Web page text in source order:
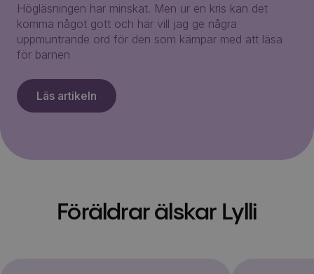
Högläsningen har minskat. Men ur en kris kan det
komma något gott och här vill jag ge några
uppmuntrande ord för den som kämpar med att läsa
för barnen
Läs artikeln
Föräldrar älskar Lylli